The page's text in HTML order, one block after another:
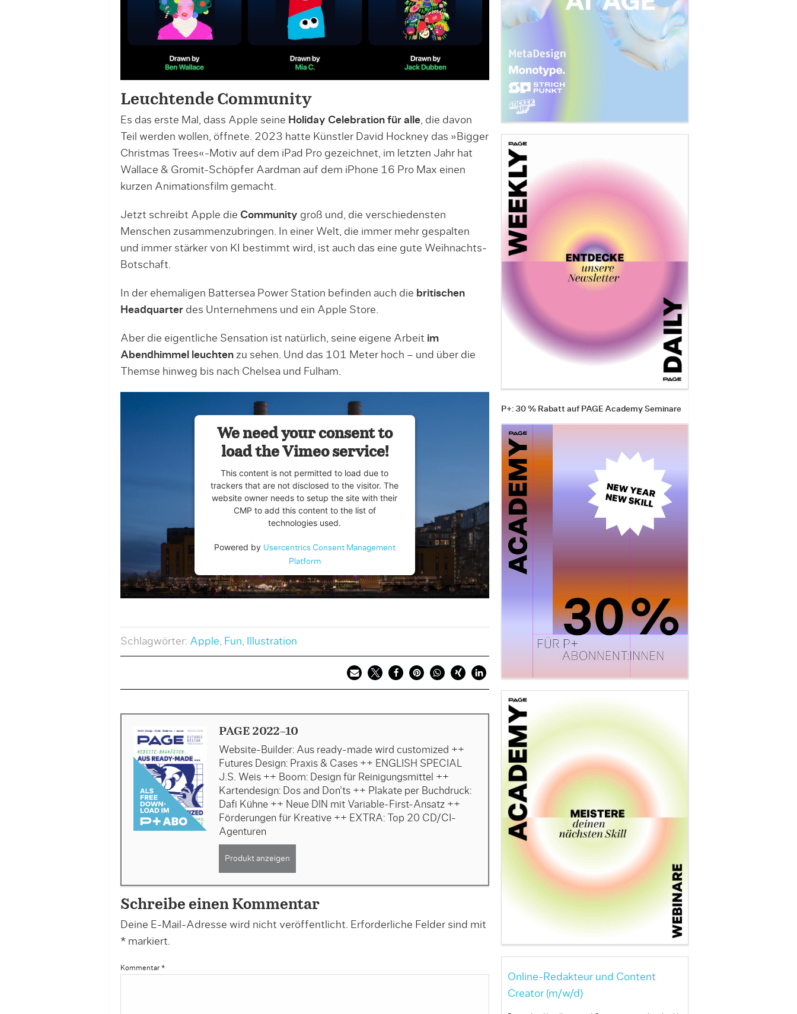
Leuchtende Community
Es das erste Mal, dass Apple seine Holiday Celebration für alle, die davon
Teil werden wollen, öffnete. 2023 hatte Künstler David Hockney das »Bigger
Christmas Trees«-Motiv auf dem iPad Pro gezeichnet, im letzten Jahr hat
Wallace & Gromit-Schöpfer Aardman auf dem iPhone 16 Pro Max einen
kurzen Animationsfilm gemacht.
Jetzt schreibt Apple die Community groß und, die verschiedensten
Menschen zusammenzubringen. In einer Welt, die immer mehr gespalten
und immer stärker von KI bestimmt wird, ist auch das eine gute Weihnachts-
Botschaft.
In der ehemaligen Battersea Power Station befinden auch die britischen
Headquarterdes Unternehmens und ein Apple Store.
Aber die eigentliche Sensation ist natürlich, seine eigene Arbeit im
Abendhimmel leuchtenzu sehen. Und das 101 Meter hoch – und über die
Themse hinweg bis nach Chelsea und Fulham.
We need your consent to
load the Vimeo service!
This content is not permitted to load due to
trackers that are not disclosed to the visitor. The
website owner needs to setup the site with their
CMP to add this content to the list of
technologies used.
Powered by Usercentrics Consent Management
Platform
Schlagwörter: Apple, Fun, Illustration
PAGE 2022-10
Website-Builder: Aus ready-made wird customized ++
Futures Design: Praxis & Cases ++ ENGLISH SPECIAL
J.S. Weis ++ Boom: Design für Reinigungsmittel ++
Kartendesign: Dos and Don’ts ++ Plakate per Buchdruck:
Dafi Kühne ++ Neue DIN mit Variable-First-Ansatz ++
Förderungen für Kreative ++ EXTRA: Top 20 CD/CI-
Agenturen
Produkt anzeigen
Schreibe einen Kommentar
Deine E-Mail-Adresse wird nicht veröffentlicht. Erforderliche Felder sind mit
*markiert.
Kommentar *
P+: 30 % Rabatt auf PAGE Academy Seminare
Online-Redakteur und Content
Creator (m/w/d)